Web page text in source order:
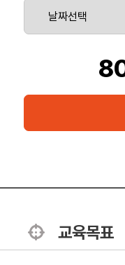
속 분석력을 통해 실무
QuickSight로 생생한 시
교육목표